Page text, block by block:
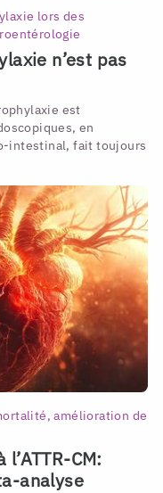
lors des
n’est pas
est
en
intestinal, fait toujours
amélioration de
CM:
analyse